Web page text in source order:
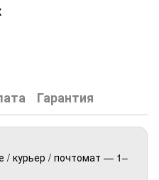
Гарантия
/ курьер / почтомат — 1–